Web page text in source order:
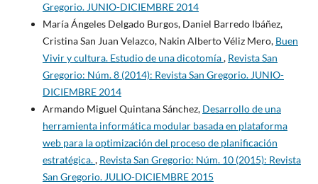
Gregorio. JUNIO-DICIEMBRE 2014
María Ángeles Delgado Burgos, Daniel Barredo Ibáñez,
Cristina San Juan Velazco, Nakin Alberto Véliz Mero, Buen
Vivir y cultura. Estudio de una dicotomía, Revista San
Gregorio: Núm. 8 (2014): Revista San Gregorio. JUNIO-
DICIEMBRE 2014
Armando Miguel Quintana Sánchez, Desarrollo de una
herramienta informática modular basada en plataforma
web para la optimización del proceso de planificación
estratégica., Revista San Gregorio: Núm. 10 (2015): Revista
San Gregorio. JULIO-DICIEMBRE 2015